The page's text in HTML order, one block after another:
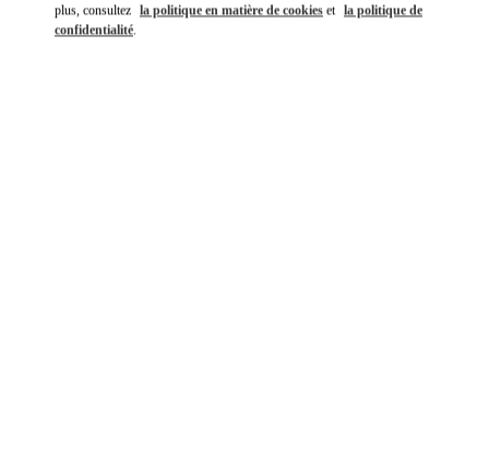
plus, consultez la politique en matière de cookies et la politique de
confidentialité.